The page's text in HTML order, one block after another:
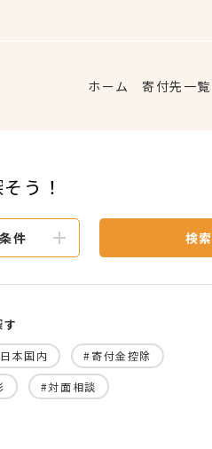
ホーム 寄付先一覧
う！
件 検索
本国内 #寄付金控除
#対面相談